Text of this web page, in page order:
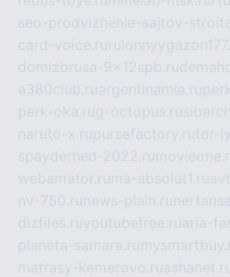
seo-prodvizhenie-sajtov-
card-voice.ru
domizbrusa-9x12spb.ru
a380club.ruargentinamia.ru
perk-oka.rug-octopus.ru
naruto-x.rupursefactory.rutor-
spayderhed-2022.ru
webamator.ru ma-absolut1.ru
nv-750.ru news-plain.ru
dizfiles.ruyoutubefree.ruaria-
planeta-samara.ru
matrasy-kemerovo.ru